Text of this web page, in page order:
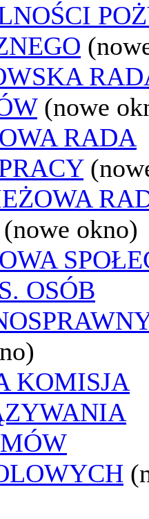
(nowe
RADA
(nowe okno)
OSÓB
KOMISJA